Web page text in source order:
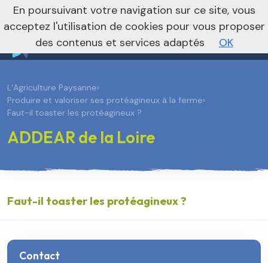
Vers le site national
L’Agriculture Paysanne›
Produire et valoriser ses protéagineux à la ferme›
Faut-il toaster les protéagineux ?
ADDEAR de la Loire
Faut-il toaster les protéagineux ?
Contact
En poursuivant votre navigation sur ce site, vous
acceptez l'utilisation de cookies pour vous proposer
des contenus et services adaptés
OK